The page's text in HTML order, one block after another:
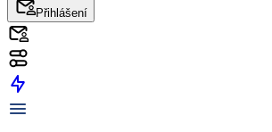
Přihlášení